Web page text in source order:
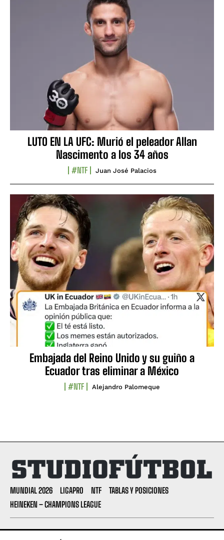
LUTO EN LA UFC: Murió el peleador Allan
Nascimento a los 34 años
#NTF Juan José Palacios
Embajada del Reino Unido y su guiño a
Ecuador tras eliminar a México
#NTF Alejandro Palomeque
MUNDIAL 2026 LIGAPRO NTF
TABLAS Y POSICIONES
HEINEKEN – CHAMPIONS LEAGUE